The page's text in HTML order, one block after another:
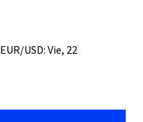
EUR/USD: Vie, 22